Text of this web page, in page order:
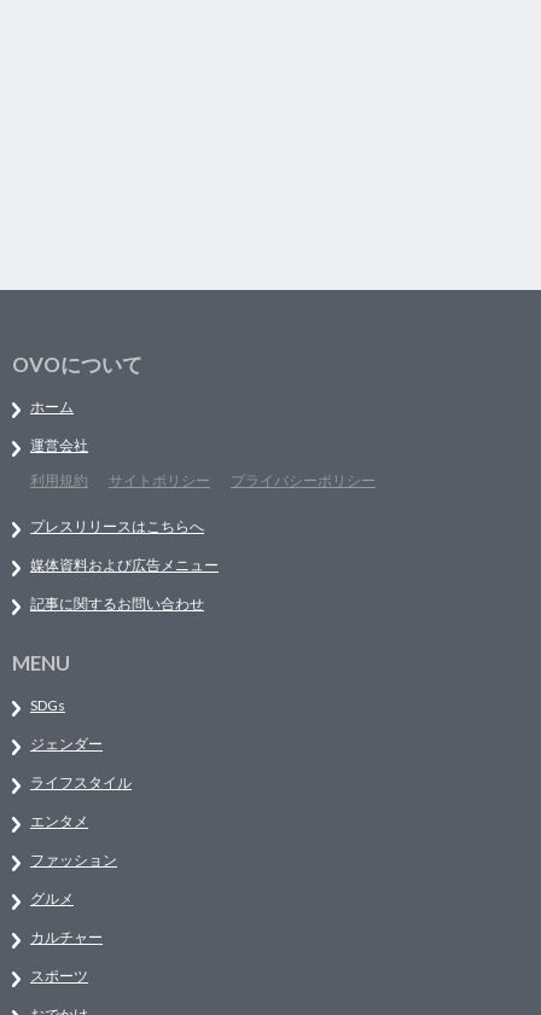
OVOについて
ホーム
運営会社
利用規約
サイトポリシー プライバシーポリシー
プレスリリースはこちらへ
媒体資料および広告メニュー
記事に関するお問い合わせ
MENU
SDGs
ジェンダー
ライフスタイル
エンタメ
ファッション
グルメ
カルチャー
スポーツ